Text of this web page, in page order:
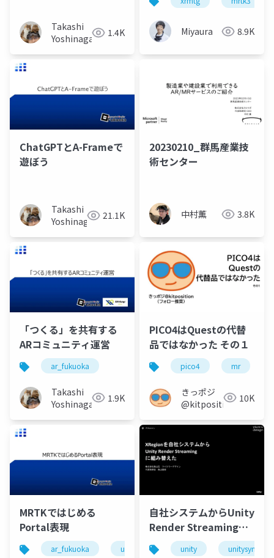
Takashi
Yoshinaga
1.4K
る)
Miyaura 8.9K
ChatGPTとA-Frameで
遊ぼう
Takashi
Yoshinaga
21.1K
20230210_群馬産業技
術センター
中村薫 3.8K
「つくる」を共有する
ARコミュニティ運営
ar_fukuoka
Takashi
Yoshinaga
1.9K
PICO4はQuestの代替
品ではなかった その１
pico4 mr
きっポジ
@kitposition 10K
MRTKではじめる
Portal表現
ar_fukuoka unity mrtk
自社システムからUnity
Render Streamingに
組み替えた
unity unitysync